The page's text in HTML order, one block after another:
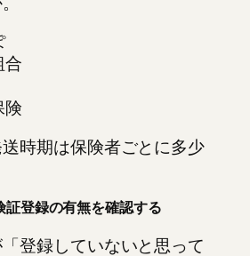
合
険
時期は保険者ごとに多少
登録の有無を確認する
登録していないと思って